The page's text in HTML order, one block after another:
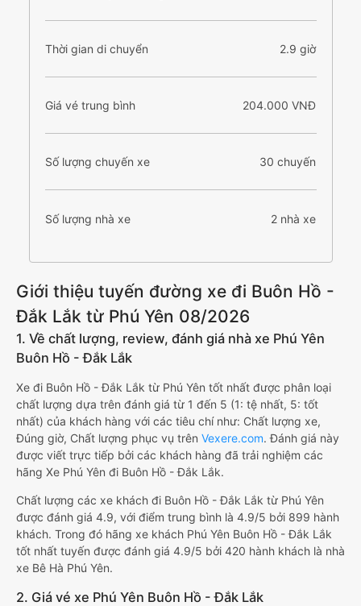
Thời gian di chuyển 2.9 giờ
Giá vé trung bình 204.000 VNĐ
Số lượng chuyến xe 30 chuyến
Số lượng nhà xe 2 nhà xe
Giới thiệu tuyến đường xe đi Buôn Hồ -
Đắk Lắk từ Phú Yên 08/2026
1. Về chất lượng, review, đánh giá nhà xe Phú Yên
Buôn Hồ - Đắk Lắk
Xe đi Buôn Hồ - Đắk Lắk từ Phú Yên tốt nhất được phân loại
chất lượng dựa trên đánh giá từ 1 đến 5 (1: tệ nhất, 5: tốt
nhất) của khách hàng với các tiêu chí như: Chất lượng xe,
Đúng giờ, Chất lượng phục vụ trên Vexere.com. Đánh giá này
được viết trực tiếp bởi các khách hàng đã trải nghiệm các
hãng Xe Phú Yên đi Buôn Hồ - Đắk Lắk.
Chất lượng các xe khách đi Buôn Hồ - Đắk Lắk từ Phú Yên
được đánh giá 4.9, với điểm trung bình là 4.9/5 bởi 899 hành
khách. Trong đó hãng xe khách Phú Yên Buôn Hồ - Đắk Lắk
tốt nhất tuyến được đánh giá 4.9/5 bởi 420 hành khách là nhà
xe Bê Hà Phú Yên.
2. Giá vé xe Phú Yên Buôn Hồ - Đắk Lắk